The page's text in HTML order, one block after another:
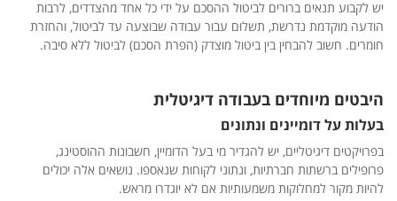
יש לקבוע תנאים ברורים לביטול ההסכם על ידי כל אחד מהצדדים, לרבות
הודעה מוקדמת נדרשת, תשלום עבור עבודה שבוצעה עד לביטול, והחזרת
חומרים. חשוב להבחין בין ביטול מוצדק (הפרת הסכם) לביטול ללא סיבה.
היבטים מיוחדים בעבודה דיגיטלית
בעלות על דומיינים ונתונים
בפרויקטים דיגיטליים, יש להגדיר מי בעל הדומיין, חשבונות ההוסטינג,
פרופילים ברשתות חברתיות, ונתוני לקוחות שנאספו. נושאים אלה יכולים
להיות מקור למחלוקות משמעותיות אם לא יוגדרו מראש.